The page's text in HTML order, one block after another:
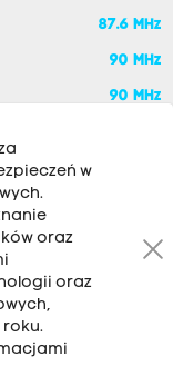
87.6 MHz
90 MHz
90 MHz
22, 30-007
Antena: 12 200 33 33
w
oraz
oraz
roku.